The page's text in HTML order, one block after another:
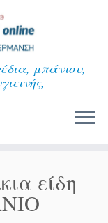
μπάνιου,
είδη